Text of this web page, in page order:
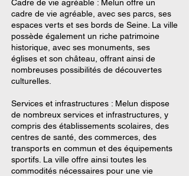
Cadre de vie agréable : Melun offre un
cadre de vie agréable, avec ses parcs, ses
espaces verts et ses bords de Seine. La ville
possède également un riche patrimoine
historique, avec ses monuments, ses
églises et son château, offrant ainsi de
nombreuses possibilités de découvertes
culturelles.
Services et infrastructures : Melun dispose
de nombreux services et infrastructures, y
compris des établissements scolaires, des
centres de santé, des commerces, des
transports en commun et des équipements
sportifs. La ville offre ainsi toutes les
commodités nécessaires pour une vie